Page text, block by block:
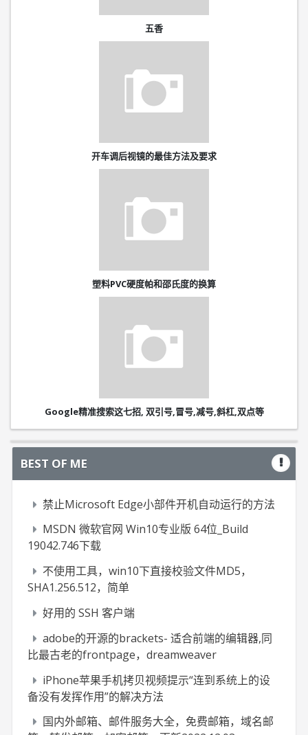
五香
开车调后视镜的最佳方法及要求
塑料PVC硬度帕和邵氏度的换算
Google精准搜索这七招, 双引号,冒号,减号,斜杠,双点等
BEST OF ME
禁止Microsoft Edge小部件开机自动运行的方法
MSDN 微软官网 Win10专业版 64位_Build
19042.746下载
不使用工具，win10下直接校验文件MD5，
SHA1.256.512，简单
好用的 SSH 客户端
adobe的开源的brackets- 适合前端的编辑器,同
比最古老的frontpage，dreamweaver
iPhone苹果手机拷贝视频提示“连到系统上的设
备没有发挥作用”的解决方法
国内外邮箱、邮件服务大全，免费邮箱，域名邮